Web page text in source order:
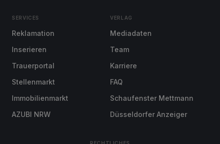
SERVICES
Reklamation
Inserieren
Trauerportal
Stellenmarkt
Immobilienmarkt
AZUBI NRW
VERLAG
Mediadaten
Team
Karriere
FAQ
Schaufenster Mettmann
Düsseldorfer Anzeiger